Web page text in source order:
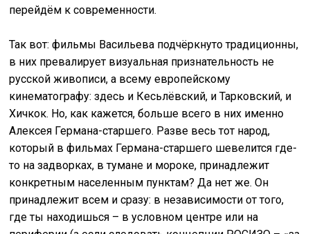
перейдём к современности.
Так вот: фильмы Васильева подчёркнуто традиционны,
в них превалирует визуальная признательность не
русской живописи, а всему европейскому
кинематографу: здесь и Кесьлёвский, и Тарковский, и
Хичкок. Но, как кажется, больше всего в них именно
Алексея Германа-старшего. Разве весь тот народ,
который в фильмах Германа-старшего шевелится где-
то на задворках, в тумане и мороке, принадлежит
конкретным населенным пунктам? Да нет же. Он
принадлежит всем и сразу: в независимости от того,
где ты находишься – в условном центре или на